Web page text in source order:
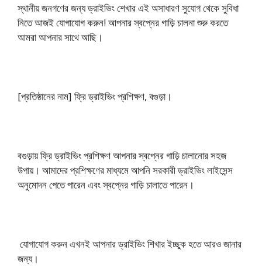
স্থানীয় জনগণের জন্য ড্রাইভিং শেখার এই অসাধারণ সুযোগ থেকে সুবিধা
নিতে আজই যোগাযোগ করুন! আপনার স্বপ্নের গাড়ি চালনা শুরু করতে
আমরা আপনার সাথে আছি।
[প্রতিষ্ঠানের নাম] ফ্রি ড্রাইভিং প্রশিক্ষণ, বগুড়া।
বগুড়ায় ফ্রি ড্রাইভিং প্রশিক্ষণ আপনার স্বপ্নের গাড়ি চালানোর সহজ
উপায়। আমাদের প্রশিক্ষণের মাধ্যমে আপনি সরকারী ড্রাইভিং লাইসেন্স
অনুমোদন পেতে পারেন এবং স্বপ্নের গাড়ি চালাতে পারেন।
যোগাযোগ করুন এখনই আপনার ড্রাইভিং শিখার ইচ্ছুক হতে আরও জানার
জন্য।